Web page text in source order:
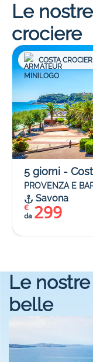
Le
crociere
COSTA
5 giorni -
PROVENZA E
Savona
da 299
€
Le
belle